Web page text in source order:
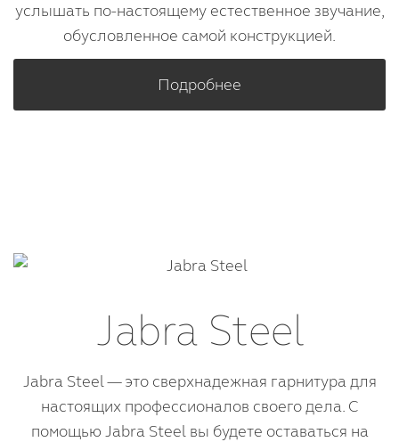
услышать по-настоящему естественное звучание,
обусловленное самой конструкцией.
Подробнее
Jabra Steel
Jabra Steel — это сверхнадежная гарнитура для
настоящих профессионалов своего дела. С
помощью Jabra Steel вы будете оставаться на